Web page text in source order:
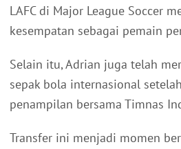
LAFC di Major League Soccer
kesempatan sebagai pemain
Selain itu, Adrian juga telah
sepak bola internasional
penampilan bersama Timnas
Transfer ini menjadi momen